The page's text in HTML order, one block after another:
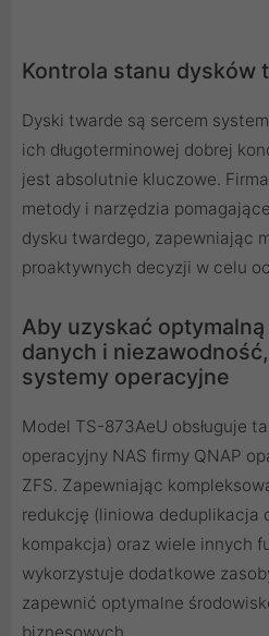
Kontrola stanu dysków
Dyski twarde są sercem
ich długoterminowej dobrej
jest absolutnie kluczowe.
metody i narzędzia
dysku twardego, zapewniając
proaktywnych decyzji w celu
Aby uzyskać
danych i
systemy operacyjne
Model TS-873AeU obsługuje
operacyjny NAS firmy QNAP
ZFS. Zapewniając
redukcję (liniowa deduplikacja
kompakcja) oraz wiele innych
wykorzystuje dodatkowe
zapewnić optymalne